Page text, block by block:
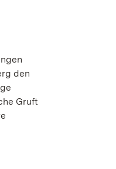
den
Gruft